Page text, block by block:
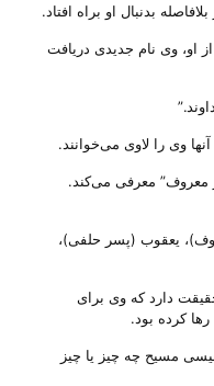
بدنبال او براه افتاد.
او، وی نام جدیدی دریافت
وی را لاوی می‌‌خوانند.
معروف” معرفی می‌‌کند.
یعقوب (پسر حلفی)،
دارد که وی برای
کرده بود.
مسیح چه چیز یا چیز